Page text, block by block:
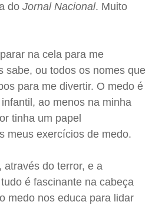
do Jornal Nacional. Muito
na cela para me
sabe, ou todos os nomes que
para me divertir. O medo é
ao menos na minha
tinha um papel
meus exercícios de medo.
através do terror, e a
é fascinante na cabeça
medo nos educa para lidar